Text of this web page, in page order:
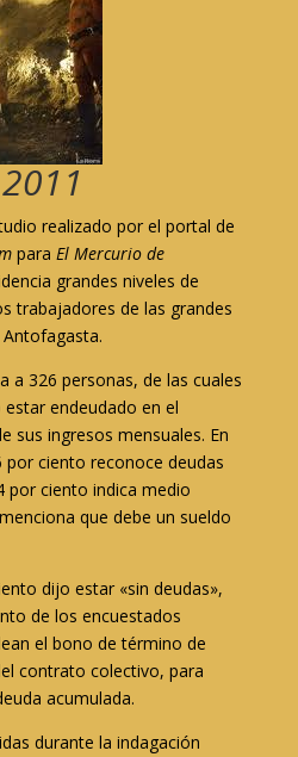
realizado por el portal de
para El Mercurio de
grandes niveles de
trabajadores de las grandes
a 326 personas, de las cuales
endeudado en el
sus ingresos mensuales. En
ciento reconoce deudas
por ciento indica medio
que debe un sueldo
dijo estar «sin deudas»,
de los encuestados
el bono de término de
contrato colectivo, para
acumulada.
durante la indagación